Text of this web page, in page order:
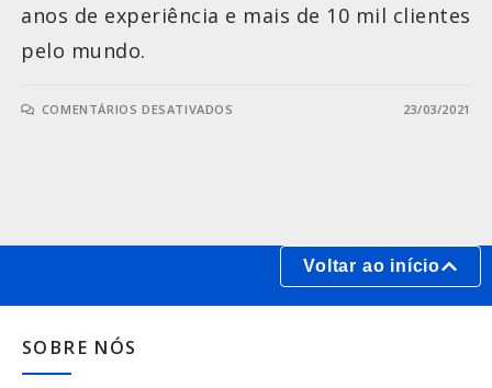
anos de experiência e mais de 10 mil clientes
pelo mundo.
COMENTÁRIOS DESATIVADOS 23/03/2021
Voltar ao início
SOBRE NÓS